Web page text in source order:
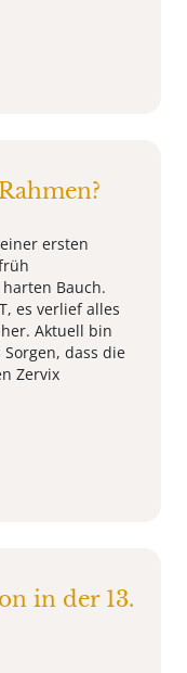
ersten
Bauch.
es verlief alles
Aktuell bin
dass die
Zervix
in der 13.